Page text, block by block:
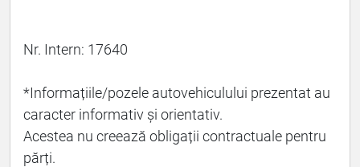
Nr. Intern: 17640
*Informațiile/pozele autovehiculului prezentat au
caracter informativ și orientativ.
Acestea nu creează obligații contractuale pentru
părți.